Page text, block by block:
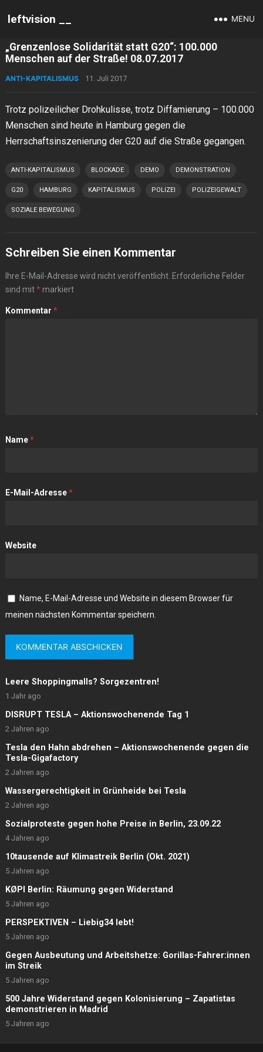
leftvision __ MENU
„Grenzenlose Solidarität statt G20“: 100.000
Menschen auf der Straße! 08.07.2017
ANTI-KAPITALISMUS 11. Juli 2017
Trotz polizeilicher Drohkulisse, trotz Diffamierung – 100.000
Menschen sind heute in Hamburg gegen die
Herrschaftsinszenierung der G20 auf die Straße gegangen.
ANTI-KAPITALISMUS BLOCKADE DEMO DEMONSTRATION
G20 HAMBURG KAPITALISMUS POLIZEI POLIZEIGEWALT
SOZIALE BEWEGUNG
Schreiben Sie einen Kommentar
Ihre E-Mail-Adresse wird nicht veröffentlicht. Erforderliche Felder
sind mit*markiert
Kommentar *
Name*
E-Mail-Adresse*
Website
Name, E-Mail-Adresse und Website in diesem Browser für
meinen nächsten Kommentar speichern.
Leere Shoppingmalls? Sorgezentren!
1 Jahr ago
DISRUPT TESLA – Aktionswochenende Tag 1
2 Jahren ago
Tesla den Hahn abdrehen – Aktionswochenende gegen die
Tesla-Gigafactory
2 Jahren ago
Wassergerechtigkeit in Grünheide bei Tesla
2 Jahren ago
Sozialproteste gegen hohe Preise in Berlin, 23.09.22
4 Jahren ago
10tausende auf Klimastreik Berlin (Okt. 2021)
5 Jahren ago
KØPI Berlin: Räumung gegen Widerstand
5 Jahren ago
PERSPEKTIVEN – Liebig34 lebt!
5 Jahren ago
Gegen Ausbeutung und Arbeitshetze: Gorillas-Fahrer:innen
im Streik
5 Jahren ago
500 Jahre Widerstand gegen Kolonisierung – Zapatistas
demonstrieren in Madrid
5 Jahren ago